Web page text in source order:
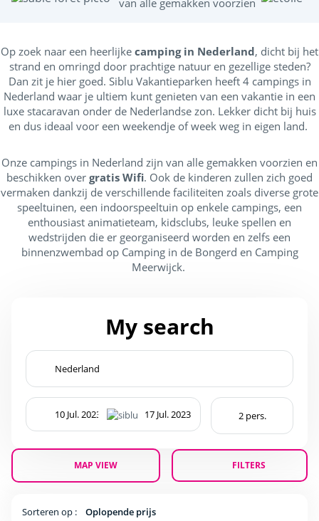
van alle gemakken voorzien
Op zoek naar een heerlijke camping in Nederland, dicht bij het
strand en omringd door prachtige natuur en gezellige steden?
Dan zit je hier goed. Siblu Vakantieparken heeft 4 campings in
Nederland waar je ultiem kunt genieten van een vakantie in een
luxe stacaravan onder de Nederlandse zon. Lekker dicht bij huis
en dus ideaal voor een weekendje of week weg in eigen land.
Onze campings in Nederland zijn van alle gemakken voorzien en
beschikken over gratis Wifi. Ook de kinderen zullen zich goed
vermaken dankzij de verschillende faciliteiten zoals diverse grote
speeltuinen, een indoorspeeltuin op enkele campings, een
enthousiast animatieteam, kidsclubs, leuke spellen en
wedstrijden die er georganiseerd worden en zelfs een
binnenzwembad op Camping in de Bongerd en Camping
Meerwijck.
My search
MAP VIEW FILTERS
Sorteren op : Oplopende prijs